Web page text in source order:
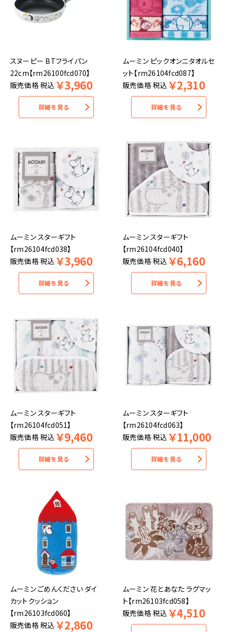
スヌーピー BTフライパン
22cm【rm26100fcd070】
販売価格税込 ￥3,960
詳細を見る
ムーミン ピックオンニタオルセ
ット【rm26104fcd087】
販売価格税込 ￥2,310
詳細を見る
ムーミン スターギフト
【rm26104fcd038】
販売価格税込 ￥3,960
詳細を見る
ムーミン スターギフト
【rm26104fcd040】
販売価格税込 ￥6,160
詳細を見る
ムーミン スターギフト
【rm26104fcd051】
販売価格税込 ￥9,460
詳細を見る
ムーミン スターギフト
【rm26104fcd063】
販売価格税込 ￥11,000
詳細を見る
ムーミン ごめんください ダイ
カットクッション
【rm26103fcd060】
販売価格税込 ￥2,860
ムーミン 花とあなた ラグマッ
ト【rm26103fcd058】
販売価格税込 ￥4,510